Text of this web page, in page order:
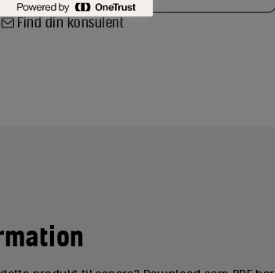
Find din konsulent